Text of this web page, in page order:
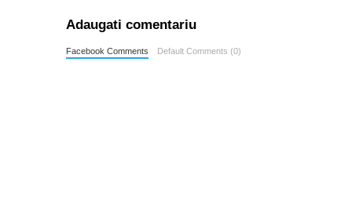
Adaugati comentariu
Facebook Comments Default Comments (0)